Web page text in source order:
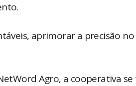
aprimorar a precisão
Agro, a cooperativa